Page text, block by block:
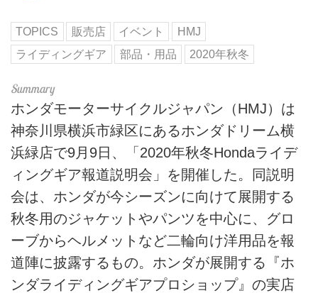
TOPICS 販売店 イベント
HMJ
ライディングギア
部品・用品 2020年秋冬
ホンダモーターサイクルジャパン（HMJ）は
神奈川県横浜市緑区にあるホンダドリーム横
浜緑店で9月9日、「2020年秋冬Hondaライデ
ィングギア報道説明会」を開催した。同説明
会は、ホンダが今シーズンに向けて展開する
秋冬用のジャケットやパンツを中心に、グロ
ーブからヘルメットなど二輪向け洋用品を報
道陣に披露するもの。ホンダが展開する『ホ
ンダライディングギアプロショップ』の実店